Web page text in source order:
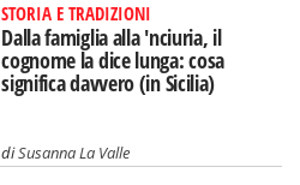
STORIA E TRADIZIONI
Dalla famiglia alla 'nciuria, il
cognome la dice lunga: cosa
significa davvero (in Sicilia)
diSusanna La Valle